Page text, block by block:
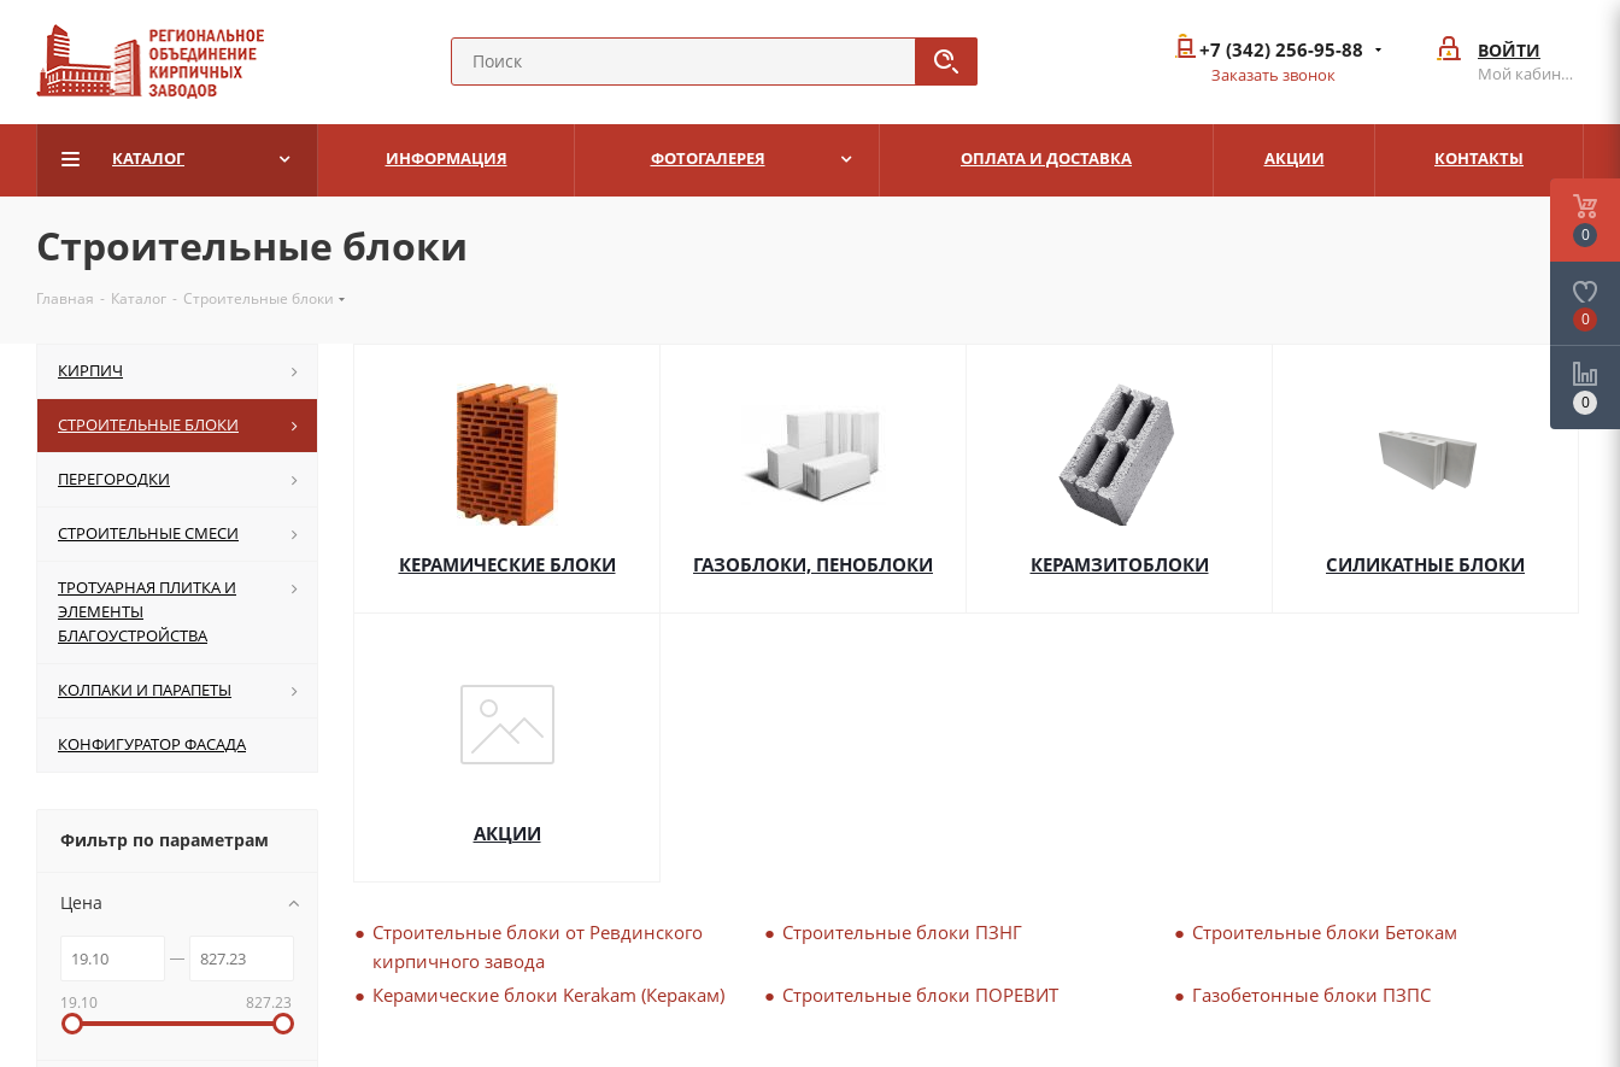
ВОЙТИ
Мой кабинет
+7 (342) 256-95-88
Заказать звонок
КАТАЛОГ ИНФОРМАЦИЯ ФОТОГАЛЕРЕЯ ОПЛАТА И ДОСТАВКА АКЦИИ КОНТАКТЫ
Строительные блоки
Главная - Каталог - Строительные блоки
КЕРАМИЧЕСКИЕ БЛОКИ ГАЗОБЛОКИ, ПЕНОБЛОКИ КЕРАМЗИТОБЛОКИ СИЛИКАТНЫЕ БЛОКИ
АКЦИИ
Строительные блоки от Ревдинского
кирпичного завода
Строительные блоки ПЗНГ Строительные блоки Бетокам
Керамические блоки Kerakam (Керакам) Строительные блоки ПОРЕВИТ Газобетонные блоки ПЗПС
КИРПИЧ
СТРОИТЕЛЬНЫЕ БЛОКИ
ПЕРЕГОРОДКИ
СТРОИТЕЛЬНЫЕ СМЕСИ
ТРОТУАРНАЯ ПЛИТКА И
ЭЛЕМЕНТЫ
БЛАГОУСТРОЙСТВА
КОЛПАКИ И ПАРАПЕТЫ
КОНФИГУРАТОР ФАСАДА
Фильтр по параметрам
Цена
19.10 827.23
0
0
0